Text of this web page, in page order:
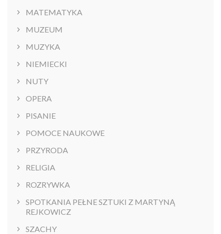
MATEMATYKA
MUZEUM
MUZYKA
NIEMIECKI
NUTY
OPERA
PISANIE
POMOCE NAUKOWE
PRZYRODA
RELIGIA
ROZRYWKA
SPOTKANIA PEŁNE SZTUKI Z MARTYNĄ
REJKOWICZ
SZACHY